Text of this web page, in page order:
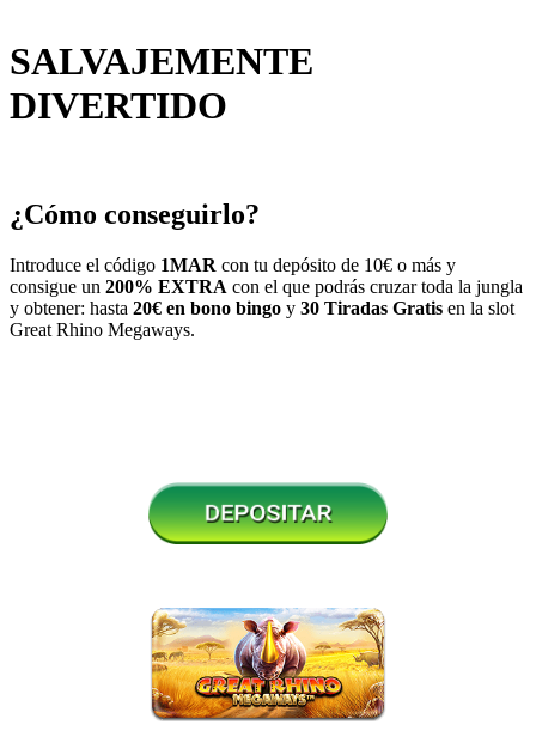
SALVAJEMENTE
DIVERTIDO
¿Cómo conseguirlo?
Introduce el código 1MAR con tu depósito de 10€ o más y
consigue un 200% EXTRA con el que podrás cruzar toda la jungla
y obtener: hasta 20€ en bono bingo y 30 Tiradas Gratis en la slot
Great Rhino Megaways.